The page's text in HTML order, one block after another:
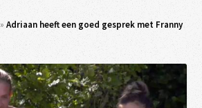
»Adriaan heeft een goed gesprek met Franny